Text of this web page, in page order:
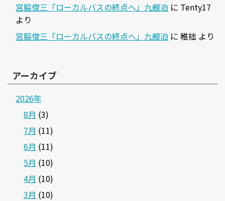
宮脇俊三「ローカルバスの終点へ」九艘泊 に Tenty17
より
宮脇俊三「ローカルバスの終点へ」九艘泊 に 稚拙 より
アーカイブ
2026年
8月 (3)
7月 (11)
6月 (11)
5月 (10)
4月 (10)
3月 (10)